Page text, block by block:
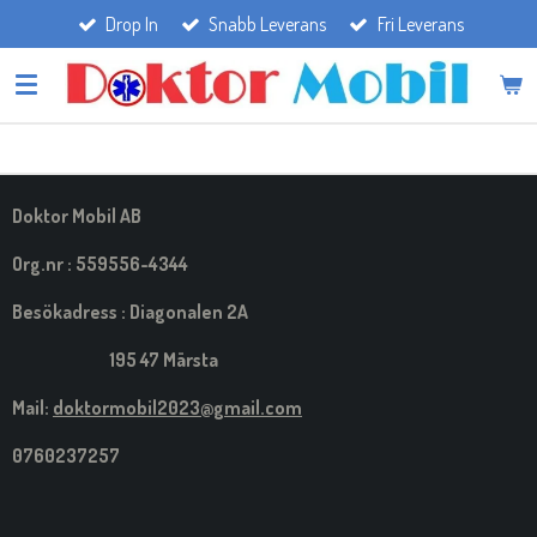
till
huvudinnehållet
Drop In Snabb Leverans Fri Leverans
Doktor Mobil AB
Org.nr : 559556-4344
Besökadress : Diagonalen 2A
195 47 Märsta
Mail: doktormobil2023@gmail.com
0760237257